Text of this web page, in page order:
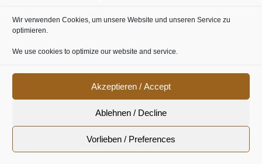
Wir verwenden Cookies, um unsere Website und unseren Service zu
optimieren.
We use cookies to optimize our website and service.
Akzeptieren / Accept
Ablehnen / Decline
Vorlieben / Preferences
SOCIAL LINKS
Cookie Richtline|Datenschutz|Urheberrecht|Impressum